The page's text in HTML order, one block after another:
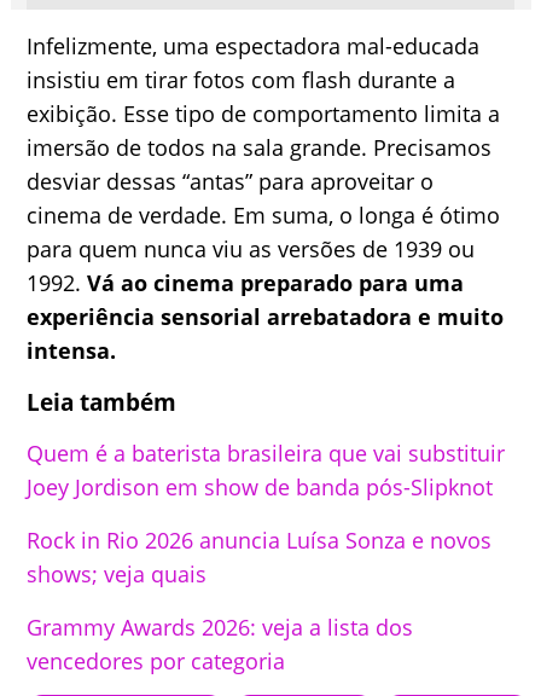
Infelizmente, uma espectadora mal-educada
insistiu em tirar fotos com flash durante a
exibição. Esse tipo de comportamento limita a
imersão de todos na sala grande. Precisamos
desviar dessas “antas” para aproveitar o
cinema de verdade. Em suma, o longa é ótimo
para quem nunca viu as versões de 1939 ou
1992.Vá ao cinema preparado para uma
experiência sensorial arrebatadora e muito
intensa.
Leia também
Quem é a baterista brasileira que vai substituir
Joey Jordison em show de banda pós-Slipknot
Rock in Rio 2026 anuncia Luísa Sonza e novos
shows; veja quais
Grammy Awards 2026: veja a lista dos
vencedores por categoria